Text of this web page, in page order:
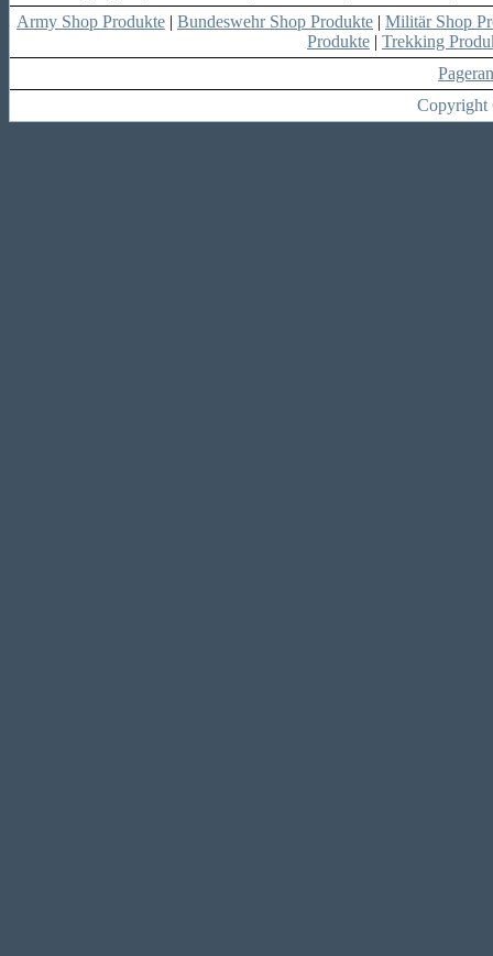
Army Shop Produkte | Bundeswehr Shop Produkte | Militär Shop
Produkte | Trekking